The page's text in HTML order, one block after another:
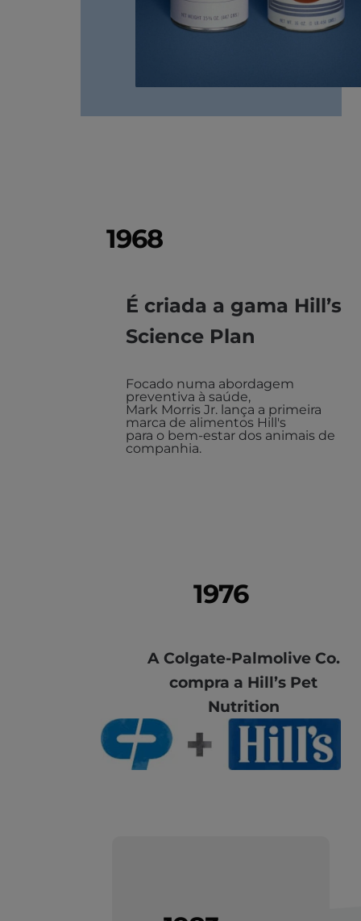
1968
É criada a gama Hill’s
Science Plan
Focado numa abordagem
preventiva à saúde,
Mark Morris Jr. lança a primeira
marca de alimentos Hill's
para o bem-estar dos animais de
companhia.
1976
A Colgate-Palmolive Co.
compra a Hill’s Pet
Nutrition